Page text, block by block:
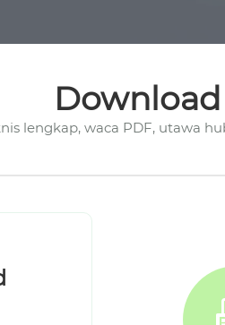
Download
lengkap, waca PDF, utawa